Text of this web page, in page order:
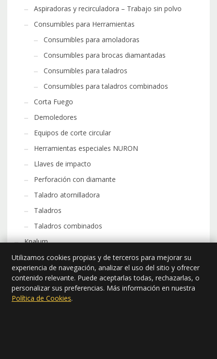
Utilizamos cookies propias y de terceros para mejorar su
experiencia de navegación, analizar el uso del sitio y ofrecer
contenido relevante. Puede aceptarlas todas, rechazarlas, o
personalizar sus preferencias. Más información en nuestra
Política de Cookies.
Aspiradoras y recirculadora – Trabajo sin polvo
Consumibles para Herramientas
Consumibles para amoladoras
Consumibles para brocas diamantadas
Consumibles para taladros
Consumibles para taladros combinados
Corta Fuego
Demoledores
Equipos de corte circular
Herramientas especiales NURON
Llaves de impacto
Perforación con diamante
Taladro atornilladora
Taladros
Taladros combinados
Knalum
Accesorios
Bajantes
Canales
Demos